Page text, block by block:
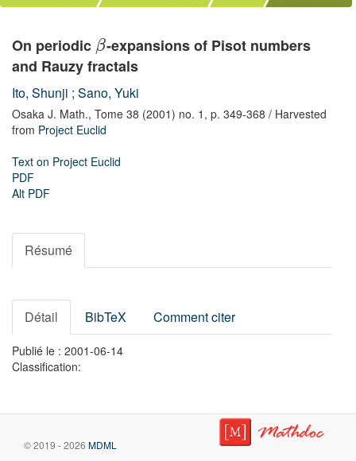
On periodic β-expansions of Pisot numbers
and Rauzy fractals
Ito, Shunji ; Sano, Yuki
Osaka J. Math., Tome 38 (2001) no. 1, p. 349-368 / Harvested
from Project Euclid
Text on Project Euclid
PDF
Alt PDF
Résumé
Détail BibTeX Comment citer
Publié le : 2001-06-14
Classification:
© 2019 - 2026 MDML